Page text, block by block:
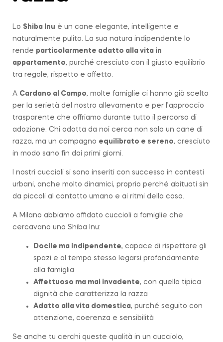
Lo Shiba Inu è un cane elegante, intelligente e
naturalmente pulito. La sua natura indipendente lo
rende particolarmente adatto alla vita in
appartamento, purché cresciuto con il giusto equilibrio
tra regole, rispetto e affetto.
A Cardano al Campo, molte famiglie ci hanno già scelto
per la serietà del nostro allevamento e per l’approccio
trasparente che offriamo durante tutto il percorso di
adozione. Chi adotta da noi cerca non solo un cane di
razza, ma un compagno equilibrato e sereno, cresciuto
in modo sano fin dai primi giorni.
I nostri cuccioli si sono inseriti con successo in contesti
urbani, anche molto dinamici, proprio perché abituati sin
da piccoli al contatto umano e ai ritmi della casa.
A Milano abbiamo affidato cuccioli a famiglie che
cercavano uno Shiba Inu:
Docile ma indipendente, capace di rispettare gli
spazi e al tempo stesso legarsi profondamente
alla famiglia
Affettuoso ma mai invadente, con quella tipica
dignità che caratterizza la razza
Adatto alla vita domestica, purché seguito con
attenzione, coerenza e sensibilità
Se anche tu cerchi queste qualità in un cucciolo,